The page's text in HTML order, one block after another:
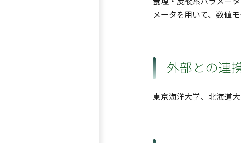
メータを用いて、数値モ
外部との連
東京海洋大学、北海道